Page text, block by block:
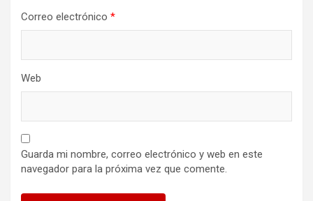
Correo electrónico *
Web
Guarda mi nombre, correo electrónico y web en este
navegador para la próxima vez que comente.